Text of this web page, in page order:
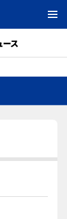
ース